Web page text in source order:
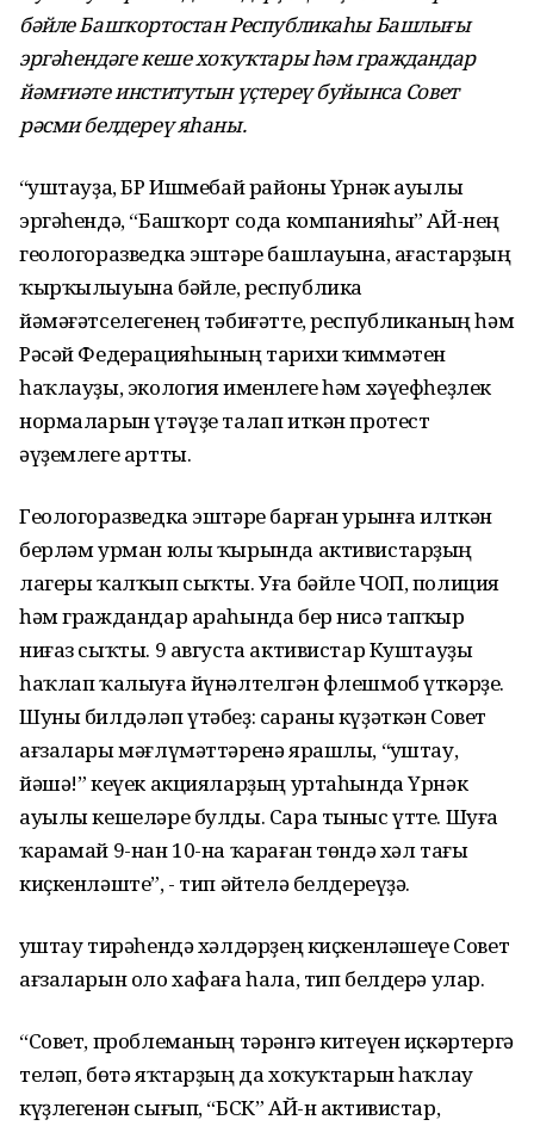
бәйле Башҡортостан Республикаһы Башлығы
эргәһендәге кеше хоҡуҡтары һәм граждандар
йәмғиәте институтын үҫтереү буйынса Совет
рәсми белдереү яһаны.
“Ҡуштауҙа, БР Ишмебай районы Үрнәк ауылы
эргәһендә, “Башҡорт сода компанияһы” АЙ-нең
геологоразведка эштәре башлауына, ағастарҙың
ҡырҡылыуына бәйле, республика
йәмәғәтселегенең тәбиғәтте, республиканың һәм
Рәсәй Федерацияһының тарихи ҡиммәтен
һаҡлауҙы, экология именлеге һәм хәүефһеҙлек
нормаларын үтәүҙе талап иткән протест
әүҙемлеге артты.
Геологоразведка эштәре барған урынға илткән
берләм урман юлы ҡырында активистарҙың
лагеры ҡалҡып сыҡты. Уға бәйле ЧОП, полиция
һәм граждандар араһында бер нисә тапҡыр
ниғаз сыҡты. 9 августа активистар Куштауҙы
һаҡлап ҡалыуға йүнәлтелгән флешмоб үткәрҙе.
Шуны билдәләп үтәбеҙ: сараны күҙәткән Совет
ағзалары мәғлүмәттәренә ярашлы, “Ҡуштау,
йәшә!” кеүек акцияларҙың уртаһында Үрнәк
ауылы кешеләре булды. Сара тыныс үтте. Шуға
ҡарамай 9-нан 10-на ҡараған төндә хәл тағы
киҫкенләште”, - тип әйтелә белдереүҙә.
Ҡуштау тирәһендә хәлдәрҙең киҫкенләшеүе Совет
ағзаларын оло хафаға һала, тип белдерә улар.
“Совет, проблеманың тәрәнгә китеүен иҫкәртергә
теләп, бөтә яҡтарҙың да хоҡуҡтарын һаҡлау
күҙлегенән сығып, “БСК” АЙ-н активистар,